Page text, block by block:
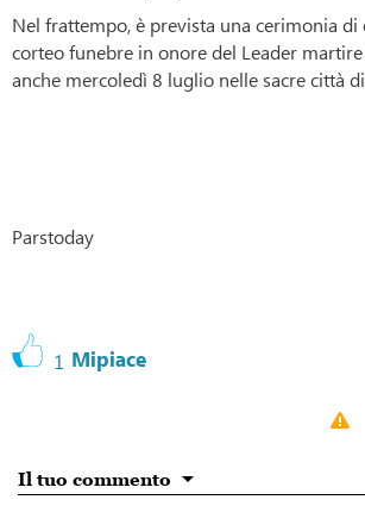
Nel frattempo, è prevista una cerimonia di
corteo funebre in onore del Leader
anche mercoledì 8 luglio nelle sacre città
Parstoday
1 Mipiace
Il tuo commento